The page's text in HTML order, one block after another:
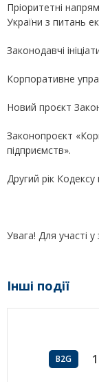
Пріоритетні
України з питань
Законодавчі
Корпоративне
Новий проєкт
Законопроєкт
підприємств».
Другий рік
Увага! Для участі
Інші події
B2G